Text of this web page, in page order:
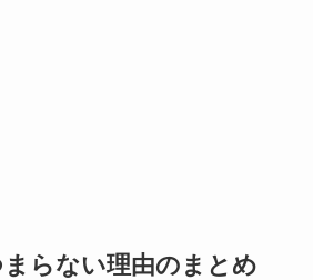
らない理由のまとめ